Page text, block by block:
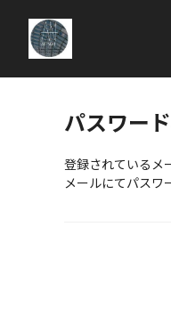
パスワー
登録されているメ
メールにてパスワ